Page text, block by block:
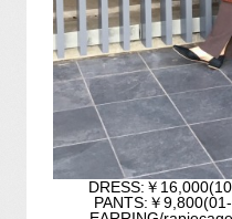
DRESS:￥
PANTS:￥